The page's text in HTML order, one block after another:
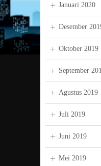
Januari 2020
Desember
Oktober 2019
September
Agustus 2019
Juli 2019
Juni 2019
Mei 2019